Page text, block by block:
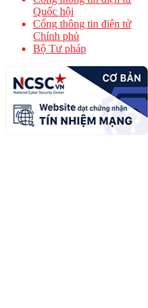
Quốc hội
Cổng thông tin điện tử
Chính phủ
Bộ Tư pháp